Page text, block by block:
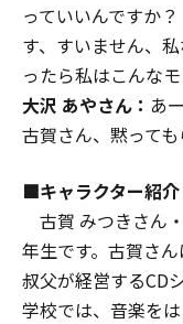
っていいんですか？
す、すいません、
ったら私はこんな
大沢 あやさん： あ
古賀さん、黙って
■キャラクター紹介
古賀 みつきさん
年生です。古賀さ
叔父が経営するCD
学校では、音楽を